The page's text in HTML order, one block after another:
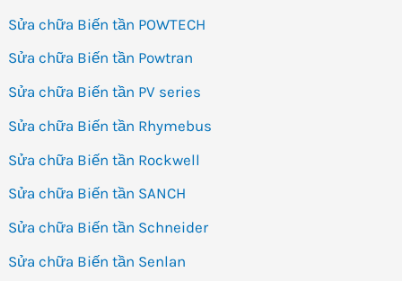
Sửa chữa Biến tần POWTECH
Sửa chữa Biến tần Powtran
Sửa chữa Biến tần PV series
Sửa chữa Biến tần Rhymebus
Sửa chữa Biến tần Rockwell
Sửa chữa Biến tần SANCH
Sửa chữa Biến tần Schneider
Sửa chữa Biến tần Senlan